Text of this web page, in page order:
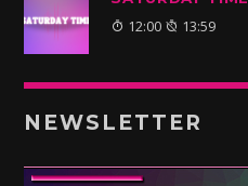
12:00 13:59
NEWSLETTER